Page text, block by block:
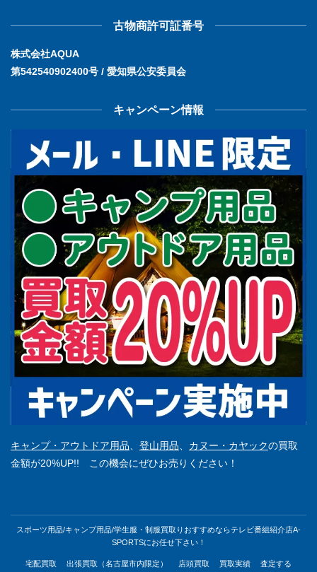
古物商許可証番号
株式会社AQUA
第542540902400号 / 愛知県公安委員会
キャンペーン情報
キャンプ・アウトドア用品 登山用品 カヌー・カヤックの買取
金額が20%UP!! この機会にぜひお売りください！
スポーツ用品/キャンプ用品/学生服・制服買取りおすすめならテレビ番組紹介店A-
SPORTSにお任せ下さい！
宅配買取 出張買取（名古屋市内限定） 店頭買取 買取実績 査定する